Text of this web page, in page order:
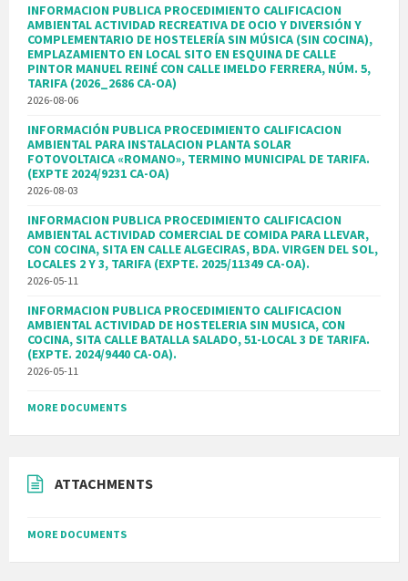
INFORMACION PUBLICA PROCEDIMIENTO CALIFICACION
AMBIENTAL ACTIVIDAD RECREATIVA DE OCIO Y DIVERSIÓN Y
COMPLEMENTARIO DE HOSTELERÍA SIN MÚSICA (SIN COCINA),
EMPLAZAMIENTO EN LOCAL SITO EN ESQUINA DE CALLE
PINTOR MANUEL REINÉ CON CALLE IMELDO FERRERA, NÚM. 5,
TARIFA (2026_2686 CA-OA)
2026-08-06
INFORMACIÓN PUBLICA PROCEDIMIENTO CALIFICACION
AMBIENTAL PARA INSTALACION PLANTA SOLAR
FOTOVOLTAICA «ROMANO», TERMINO MUNICIPAL DE TARIFA.
(EXPTE 2024/9231 CA-OA)
2026-08-03
INFORMACION PUBLICA PROCEDIMIENTO CALIFICACION
AMBIENTAL ACTIVIDAD COMERCIAL DE COMIDA PARA LLEVAR,
CON COCINA, SITA EN CALLE ALGECIRAS, BDA. VIRGEN DEL SOL,
LOCALES 2 Y 3, TARIFA (EXPTE. 2025/11349 CA-OA).
2026-05-11
INFORMACION PUBLICA PROCEDIMIENTO CALIFICACION
AMBIENTAL ACTIVIDAD DE HOSTELERIA SIN MUSICA, CON
COCINA, SITA CALLE BATALLA SALADO, 51-LOCAL 3 DE TARIFA.
(EXPTE. 2024/9440 CA-OA).
2026-05-11
MORE DOCUMENTS
ATTACHMENTS
MORE DOCUMENTS